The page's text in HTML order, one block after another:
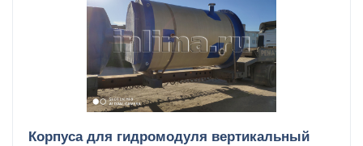
Корпуса для гидромодуля вертикальный